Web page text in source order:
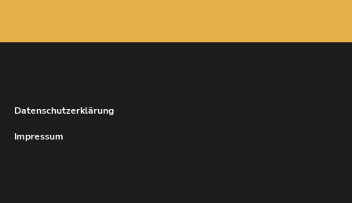
Datenschutzerklärung
Impressum